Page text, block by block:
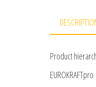
Product
EUROKRAFTpro